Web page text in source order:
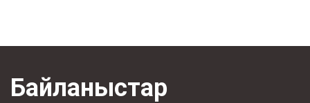
Байланыстар